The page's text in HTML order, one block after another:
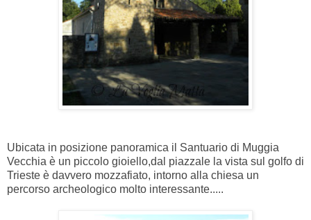
Ubicata in posizione panoramica il Santuario di Muggia
Vecchia è un piccolo gioiello,dal piazzale la vista sul golfo di
Trieste è davvero mozzafiato, intorno alla chiesa un
percorso archeologico molto interessante.....